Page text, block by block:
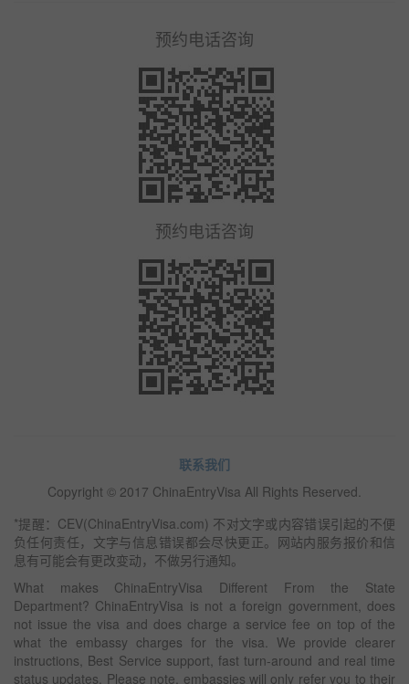
预约电话咨询
预约电话咨询
联系我们
Copyright © 2017 ChinaEntryVisa All Rights Reserved.
*提醒：CEV(ChinaEntryVisa.com) 不对文字或内容错误引起的不便
负任何责任，文字与信息错误都会尽快更正。网站内服务报价和信
息有可能会有更改变动，不做另行通知。
What makes ChinaEntryVisa Different From the State
Department? ChinaEntryVisa is not a foreign government, does
not issue the visa and does charge a service fee on top of the
what the embassy charges for the visa. We provide clearer
instructions, Best Service support, fast turn-around and real time
status updates. Please note, embassies will only refer you to their